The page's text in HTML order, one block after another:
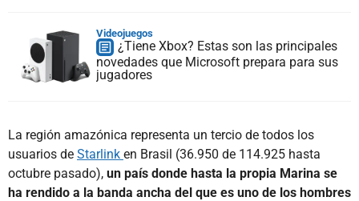
Videojuegos
¿Tiene Xbox? Estas son las principales
novedades que Microsoft prepara para sus
jugadores
La región amazónica representa un tercio de todos los
usuarios de Starlink en Brasil (36.950 de 114.925 hasta
octubre pasado), un país donde hasta la propia Marina se
ha rendido a la banda ancha del que es uno de los hombres